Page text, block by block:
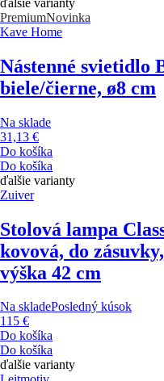
PremiumNovinka
Kave Home
Nástenné svietidlo
biele/čierne, ø8 cm
Na sklade
31,13 €
Do košíka
Do košíka
ďalšie varianty
Zuiver
Stolová lampa
kovová, do
výška 42 cm
Na skladePosledný kúsok
115 €
Do košíka
Do košíka
ďalšie varianty